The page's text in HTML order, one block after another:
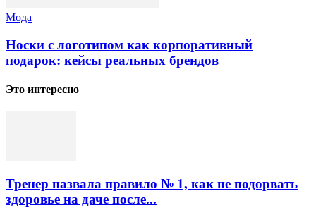
Мода
Носки с логотипом как корпоративный
подарок: кейсы реальных брендов
Это интересно
Тренер назвала правило № 1, как не подорвать
здоровье на даче после...